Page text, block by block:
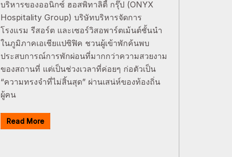
บริหารของออนิกซ์ ฮอสพิทาลิตี้ กรุ๊ป (ONYX
Hospitality Group) บริษัทบริหารจัดการ
โรงแรม รีสอร์ต และเซอร์วิสอพาร์ตเม้นต์ชั้นนำ
ในภูมิภาคเอเชียแปซิฟิค ชวนผู้เข้าพักค้นพบ
ประสบการณ์การพักผ่อนที่มากกว่าความสวยงาม
ของสถานที่ แต่เป็นช่วงเวลาที่ค่อยๆ ก่อตัวเป็น
“ความทรงจำที่ไม่สิ้นสุด” ผ่านเสน่ห์ของท้องถิ่น
ผู้คน
Read More